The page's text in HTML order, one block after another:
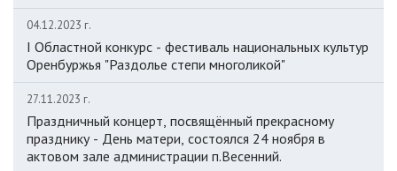
04.12.2023 г.
I Областной конкурс - фестиваль национальных культур
Оренбуржья "Раздолье степи многоликой"
27.11.2023 г.
Праздничный концерт, посвящённый прекрасному
празднику - День матери, состоялся 24 ноября в
актовом зале администрации п.Весенний.